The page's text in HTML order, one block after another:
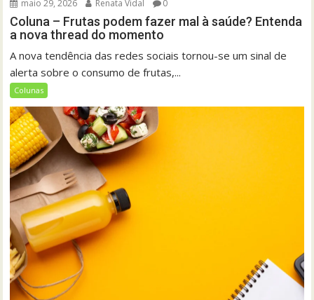
maio 29, 2026 Renata Vidal 0
Coluna – Frutas podem fazer mal à saúde? Entenda
a nova thread do momento
A nova tendência das redes sociais tornou-se um sinal de
alerta sobre o consumo de frutas,...
Colunas